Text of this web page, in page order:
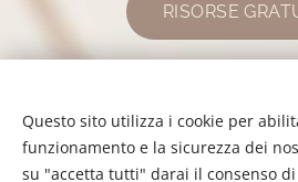
RISORSE
Questo sito utilizza i cookie per
funzionamento e la sicurezza dei
su "accetta tutti" darai il consenso